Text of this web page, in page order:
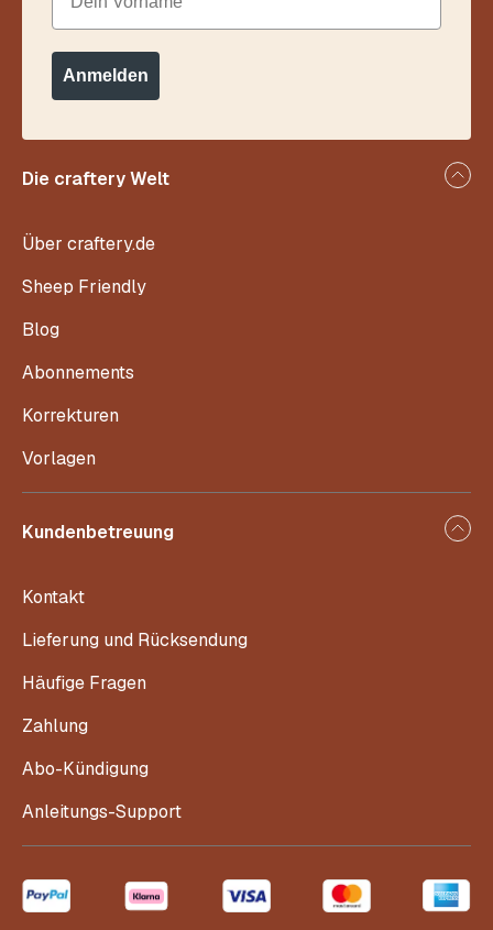
Die craftery Welt
Über craftery.de
Sheep Friendly
Blog
Abonnements
Korrekturen
Vorlagen
Kundenbetreuung
Kontakt
Lieferung und Rücksendung
Häufige Fragen
Zahlung
Abo-Kündigung
Anleitungs-Support
Anmelden